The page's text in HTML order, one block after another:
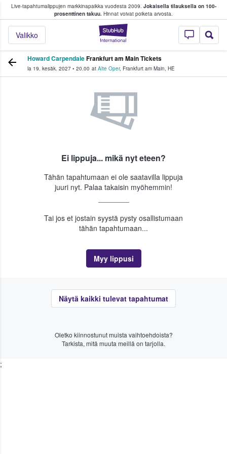
Live-tapahtumalippujen markkinapaikka vuodesta 2009. Jokaisella tilauksella on 100-
prosenttinen takuu. Hinnat voivat poiketa arvosta.
StubHub -
Valikko
fanit ostavat ja myyvät lippuja
Howard CarpendaleFrankfurt am Main Tickets
la 19. kesäk. 2027 • 20.00 at Alte Oper, Frankfurt am Main, HE
Ei lippuja... mikä nyt eteen?
Tähän tapahtumaan ei ole saatavilla lippuja
juuri nyt. Palaa takaisin myöhemmin!
Tai jos et jostain syystä pysty osallistumaan
tähän tapahtumaan...
Myy lippusi
Näytä kaikki tulevat tapahtumat
Oletko kiinnostunut muista vaihtoehdoista?
Tarkista, mitä muuta meillä on tarjolla.
;